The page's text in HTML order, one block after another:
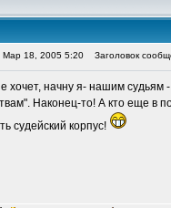
Мар 18, 2005 5:20 Заголовок
хочет, начну я- нашим
Наконец-то! А кто еще в
судейский корпус!